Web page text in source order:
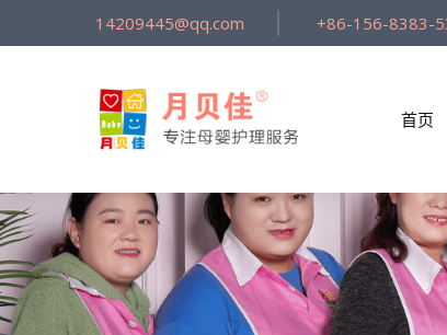
14209445@qq.com +86-156-8383-
首页